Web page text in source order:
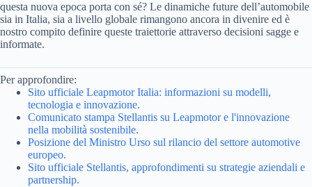
questa nuova epoca porta con sé? Le dinamiche future dell’automobile
sia in Italia, sia a livello globale rimangono ancora in divenire ed è
nostro compito definire queste traiettorie attraverso decisioni sagge e
informate.
Per approfondire:
Sito ufficiale Leapmotor Italia: informazioni su modelli,
tecnologia e innovazione.
Comunicato stampa Stellantis su Leapmotor e l'innovazione
nella mobilità sostenibile.
Posizione del Ministro Urso sul rilancio del settore automotive
europeo.
Sito ufficiale Stellantis, approfondimenti su strategie aziendali e
partnership.